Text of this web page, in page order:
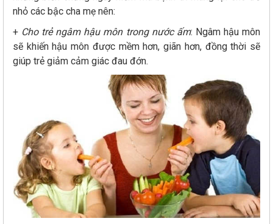
nhỏ các bậc cha mẹ nên:
+ Cho trẻ ngâm hậu môn trong nước ấm: Ngâm hậu môn
sẽ khiến hậu môn được mềm hơn, giãn hơn, đồng thời sẽ
giúp trẻ giảm cảm giác đau đớn.